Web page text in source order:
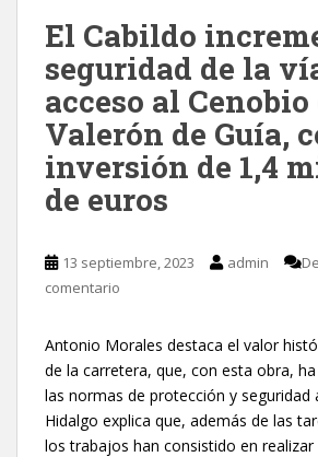
El Cabildo
seguridad de la
acceso al Cenobio
Valerón de Guía,
inversión de 1,4
de euros
13 septiembre, 2023 admin
comentario
Antonio Morales destaca el valor
de la carretera, que, con esta obra,
las normas de protección y seguridad
Hidalgo explica que, además de las
los trabajos han consistido en